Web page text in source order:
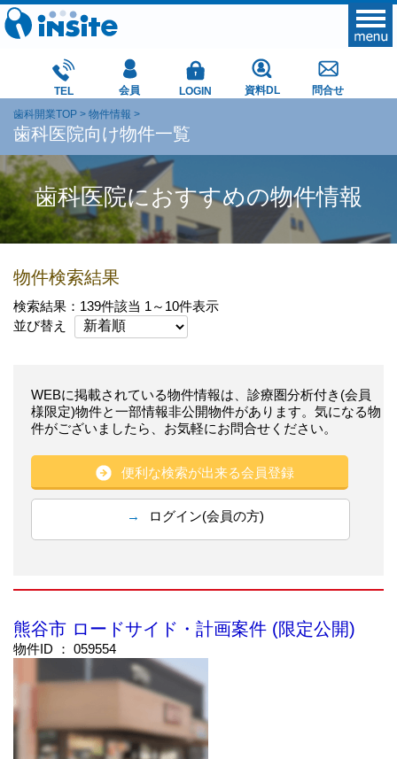
TEL 会員 LOGIN 資料DL
問合せ
歯科開業TOP
物件情報
歯科医院向け物件一覧
歯科医院におすすめの物件情報
物件検索結果
検索結果：139件該当 1～10件表示
並び替え
WEBに掲載されている物件情報は、診療圏分析付き(会員
様限定)物件と一部情報非公開物件があります。気になる物
件がございましたら、お気軽にお問合せください。
便利な検索が出来る会員登録
ログイン(会員の方)
熊谷市 ロードサイド・計画案件 (限定公開)
物件ID ： 059554